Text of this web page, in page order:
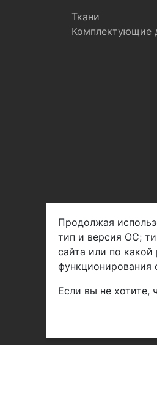
Ткани
Комплектующие
Арбен текстиль
1-й Советский
Продолжая
тип и версия ОС;
сайта или по
функционирования
Если вы не хотите,